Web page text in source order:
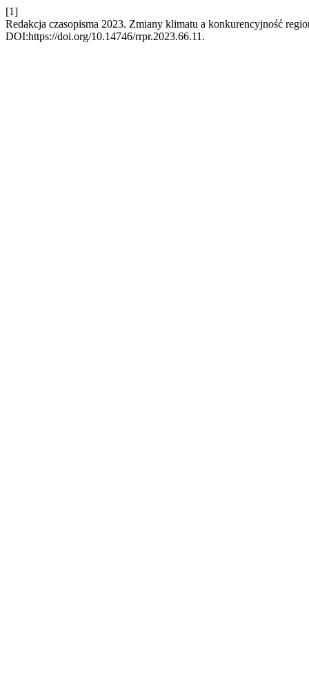
[1]
Redakcja czasopisma 2023. Zmiany klimatu a konkurencyjność
DOI:https://doi.org/10.14746/rrpr.2023.66.11.